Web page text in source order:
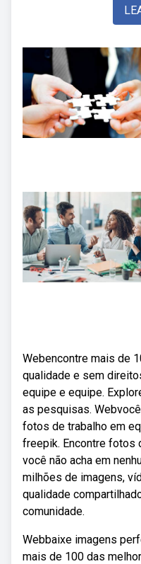
Webencontre mais de
qualidade e sem
equipe e equipe.
as pesquisas.
fotos de trabalho em
freepik. Encontre fotos
você não acha em
milhões de imagens,
qualidade
comunidade.
Webbaixe imagens
mais de 100 das